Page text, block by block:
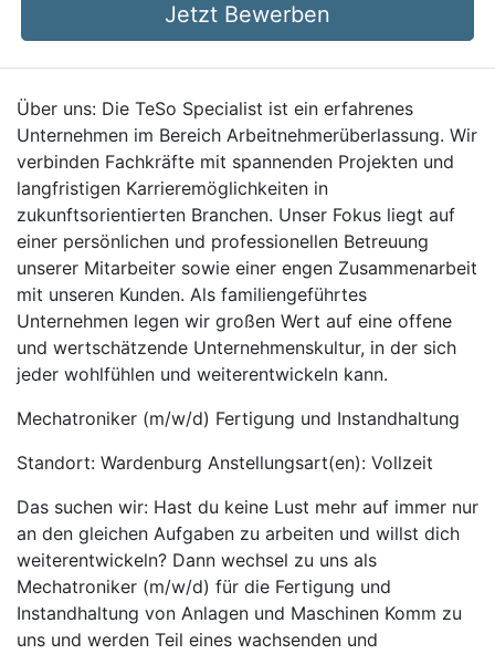
Jetzt Bewerben
Über uns: Die TeSo Specialist ist ein erfahrenes
Unternehmen im Bereich Arbeitnehmerüberlassung. Wir
verbinden Fachkräfte mit spannenden Projekten und
langfristigen Karrieremöglichkeiten in
zukunftsorientierten Branchen. Unser Fokus liegt auf
einer persönlichen und professionellen Betreuung
unserer Mitarbeiter sowie einer engen Zusammenarbeit
mit unseren Kunden. Als familiengeführtes
Unternehmen legen wir großen Wert auf eine offene
und wertschätzende Unternehmenskultur, in der sich
jeder wohlfühlen und weiterentwickeln kann.
Mechatroniker (m/w/d) Fertigung und Instandhaltung
Standort: Wardenburg Anstellungsart(en): Vollzeit
Das suchen wir: Hast du keine Lust mehr auf immer nur
an den gleichen Aufgaben zu arbeiten und willst dich
weiterentwickeln? Dann wechsel zu uns als
Mechatroniker (m/w/d) für die Fertigung und
Instandhaltung von Anlagen und Maschinen Komm zu
uns und werden Teil eines wachsenden und